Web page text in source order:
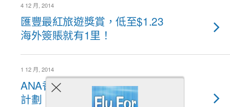
4 12 月, 2014
匯豐最紅旅遊獎賞，低至$1.23
海外簽賬就有1里！
1 12 月, 2014
ANA香港白金VISA卡客戶推薦
計劃，簽2千即可兌換東京/関西/